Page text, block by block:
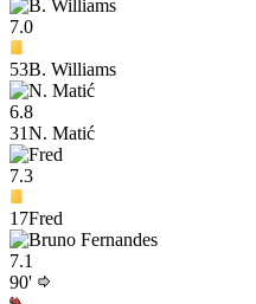
7.0
53B. Williams
6.8
31N. Matić
7.3
17Fred
7.1
90'